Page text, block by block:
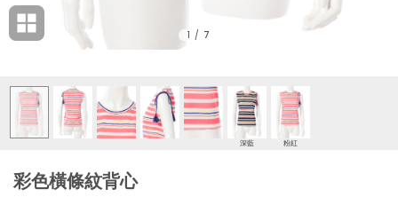
1 / 7
深藍 粉紅
彩色橫條紋背心